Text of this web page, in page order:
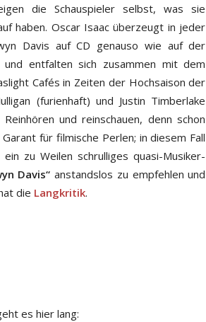
die Schauspieler selbst, was sie
haben. Oscar Isaac überzeugt in jeder
Davis auf CD genauso wie auf der
entfalten sich zusammen mit dem
Cafés in Zeiten der Hochsaison der
(furienhaft) und Justin Timberlake
und reinschauen, denn schon
für filmische Perlen; in diesem Fall
zu Weilen schrulliges quasi-Musiker-
Davis“ anstandslos zu empfehlen und
die Langkritik.
es hier lang: